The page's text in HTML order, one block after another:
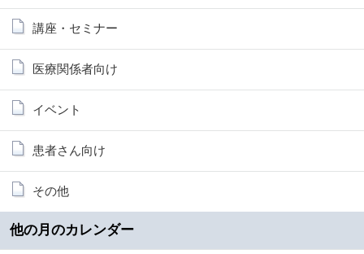
講座・セミナー
医療関係者向け
イベント
患者さん向け
その他
他の月のカレンダー